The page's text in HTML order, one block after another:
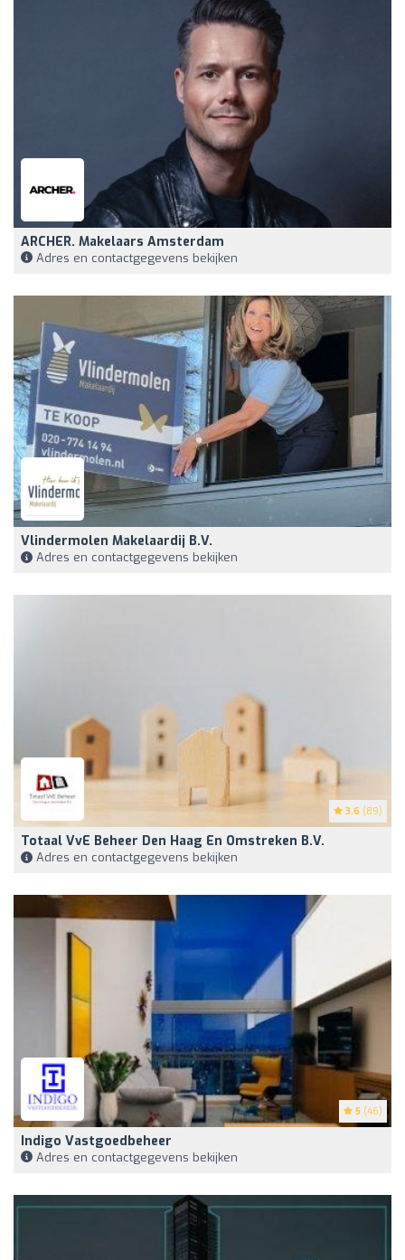
ARCHER. Makelaars Amsterdam
Adres en contactgegevens bekijken
Vlindermolen Makelaardij B.V.
Adres en contactgegevens bekijken
3.6 (89)
Totaal VvE Beheer Den Haag En Omstreken B.V.
Adres en contactgegevens bekijken
5 (46)
Indigo Vastgoedbeheer
Adres en contactgegevens bekijken